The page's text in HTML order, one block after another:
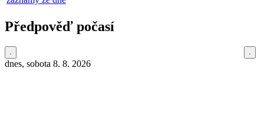
Předpověď počasí
dnes, sobota 8. 8. 2026